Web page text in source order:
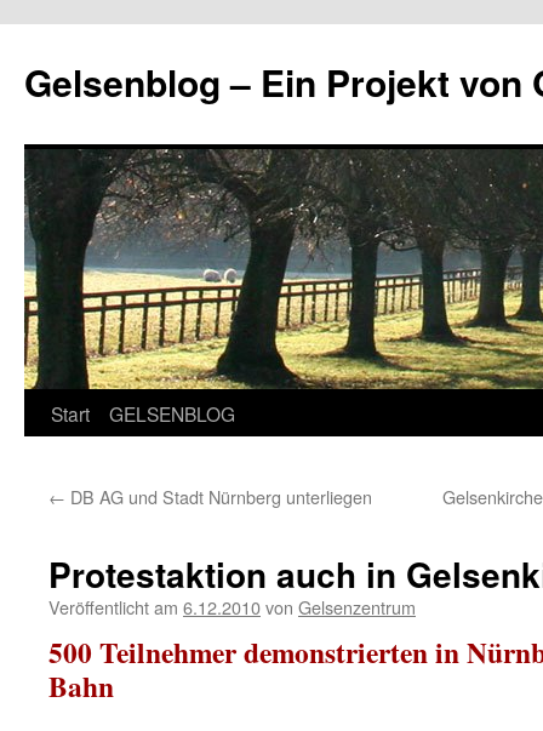
springen
Gelsenblog – Ein Projekt von
Start GELSENBLOG
← DB AG und Stadt Nürnberg unterliegen
Protestaktion auch in
Veröffentlicht am 6.12.2010von Gelsenzentrum
500 Teilnehmer demonstrierten in
Bahn